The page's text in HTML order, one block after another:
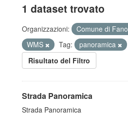
1 dataset trovato
Organizzazioni: Comune di Fano
WMS
Tag: panoramica
Risultato del Filtro
Strada Panoramica
Strada Panoramica